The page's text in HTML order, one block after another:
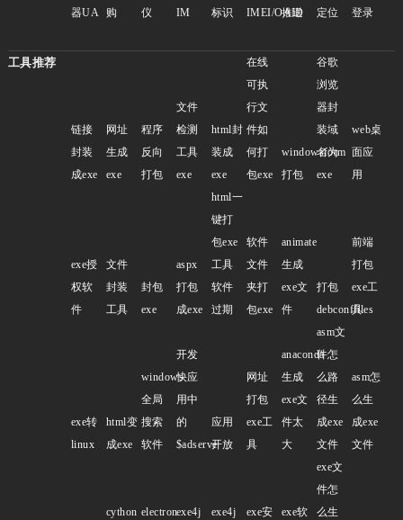
器UA
购
仪
IM
标识
IMEI/OAID
推送
定位
登录
工具推荐
链接
封装
成exe
网址
生成
exe
程序
反向
打包
文件
检测
工具
exe
html封
装成
exe
在线
可执
行文
件如
何打
包exe
windowsform
打包
谷歌
浏览
器封
装域
名为
exe
web桌
面应
用
exe授
权软
件
文件
封装
工具
封包
exe
aspx
打包
成exe
html一
键打
包exe
工具
软件
过期
软件
文件
夹打
包exe
animate
生成
exe文
件
打包
debconffiles
前端
打包
exe工
具
exe转
linux
html变
成exe
windows
全局
搜索
软件
开发
快应
用中
的
$adserve
应用
开放
网址
打包
exe工
具
anaconda
生成
exe文
件太
大
asm文
件怎
么路
径生
成exe
文件
asm怎
么生
成exe
文件
cython electronexe4j
exe4j
exe安
exe软
exe文
件怎
么生